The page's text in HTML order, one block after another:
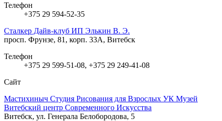
Телефон
+375 29 594-52-35
Сталкер Дайв-клуб ИП Элькин В. Э.
просп. Фрунзе, 81, корп. 33А, Витебск
Телефон
+375 29 599-51-08, +375 29 249-41-08
Сайт
Мастихиныч Студия Рисования для Взрослых УК Музей
Витебский центр Современного Искусства
Витебск, ул. Генерала Белобородова, 5